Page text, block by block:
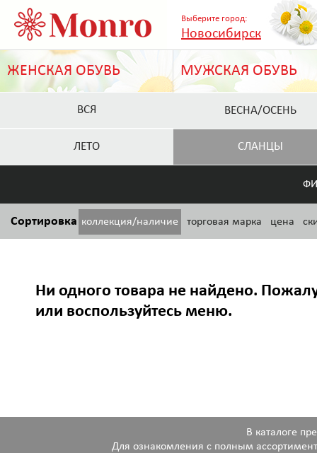
Выберите город:
Новосибирск
ЖЕНСКАЯ ОБУВЬ МУЖСКАЯ ОБУВЬ
ВСЯ ВЕСНА/ОСЕНЬ
ЛЕТО СЛАНЦЫ
Сортировка коллекция/наличие торговая марка цена
Ни одного товара не найдено.
или воспользуйтесь меню.
В каталоге
Для ознакомления с полным